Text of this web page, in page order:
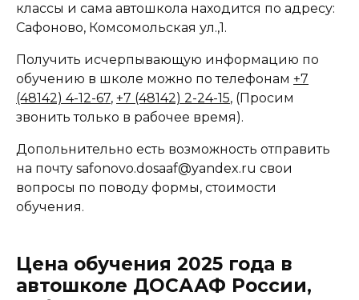
классы и сама автошкола находится по адресу:
Сафоново, Комсомольская ул.,1.
Получить исчерпывающую информацию по
обучению в школе можно по телефонам +7
(48142) 4-12-67, +7 (48142) 2-24-15, (Просим
звонить только в рабочее время).
Допольнительно есть возможность отправить
на почту safonovo.dosaaf@yandex.ru свои
вопросы по поводу формы, стоимости
обучения.
Цена обучения 2025 года в
автошколе ДОСААФ России,